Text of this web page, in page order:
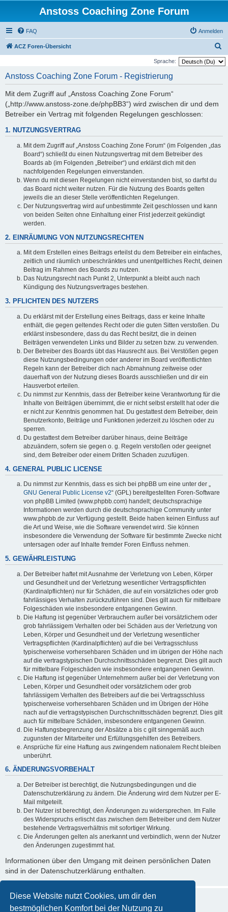
Diese Website nutzt Cookies, um dir den
bestmöglichen Komfort bei der Nutzung zu
Anstoss Coaching Zone Forum
FAQ Anmelden
ACZ Foren-Übersicht
u
Sprache:
Anstoss Coaching Zone Forum - Registrierung
Mit dem Zugriff auf „Anstoss Coaching Zone Forum“
(„http://www.anstoss-zone.de/phpBB3“) wird zwischen dir und dem
Betreiber ein Vertrag mit folgenden Regelungen geschlossen:
1. NUTZUNGSVERTRAG
Mit dem Zugriff auf „Anstoss Coaching Zone Forum“ (im Folgenden „das
Board“) schließt du einen Nutzungsvertrag mit dem Betreiber des
Boards ab (im Folgenden „Betreiber“) und erklärst dich mit den
nachfolgenden Regelungen einverstanden.
Wenn du mit diesen Regelungen nicht einverstanden bist, so darfst du
das Board nicht weiter nutzen. Für die Nutzung des Boards gelten
jeweils die an dieser Stelle veröffentlichten Regelungen.
Der Nutzungsvertrag wird auf unbestimmte Zeit geschlossen und kann
von beiden Seiten ohne Einhaltung einer Frist jederzeit gekündigt
werden.
2. EINRÄUMUNG VON NUTZUNGSRECHTEN
Mit dem Erstellen eines Beitrags erteilst du dem Betreiber ein einfaches,
zeitlich und räumlich unbeschränktes und unentgeltliches Recht, deinen
Beitrag im Rahmen des Boards zu nutzen.
Das Nutzungsrecht nach Punkt 2, Unterpunkt a bleibt auch nach
Kündigung des Nutzungsvertrages bestehen.
3. PFLICHTEN DES NUTZERS
Du erklärst mit der Erstellung eines Beitrags, dass er keine Inhalte
enthält, die gegen geltendes Recht oder die guten Sitten verstoßen. Du
erklärst insbesondere, dass du das Recht besitzt, die in deinen
Beiträgen verwendeten Links und Bilder zu setzen bzw. zu verwenden.
Der Betreiber des Boards übt das Hausrecht aus. Bei Verstößen gegen
diese Nutzungsbedingungen oder anderer im Board veröffentlichten
Regeln kann der Betreiber dich nach Abmahnung zeitweise oder
dauerhaft von der Nutzung dieses Boards ausschließen und dir ein
Hausverbot erteilen.
Du nimmst zur Kenntnis, dass der Betreiber keine Verantwortung für die
Inhalte von Beiträgen übernimmt, die er nicht selbst erstellt hat oder die
er nicht zur Kenntnis genommen hat. Du gestattest dem Betreiber, dein
Benutzerkonto, Beiträge und Funktionen jederzeit zu löschen oder zu
sperren.
Du gestattest dem Betreiber darüber hinaus, deine Beiträge
abzuändern, sofern sie gegen o. g. Regeln verstoßen oder geeignet
sind, dem Betreiber oder einem Dritten Schaden zuzufügen.
4. GENERAL PUBLIC LICENSE
Du nimmst zur Kenntnis, dass es sich bei phpBB um eine unter der „
GNU General Public License v2“ (GPL) bereitgestellten Foren-Software
von phpBB Limited (www.phpbb.com) handelt; deutschsprachige
Informationen werden durch die deutschsprachige Community unter
www.phpbb.de zur Verfügung gestellt. Beide haben keinen Einfluss auf
die Art und Weise, wie die Software verwendet wird. Sie können
insbesondere die Verwendung der Software für bestimmte Zwecke nicht
untersagen oder auf Inhalte fremder Foren Einfluss nehmen.
5. GEWÄHRLEISTUNG
Der Betreiber haftet mit Ausnahme der Verletzung von Leben, Körper
und Gesundheit und der Verletzung wesentlicher Vertragspflichten
(Kardinalpflichten) nur für Schäden, die auf ein vorsätzliches oder grob
fahrlässiges Verhalten zurückzuführen sind. Dies gilt auch für mittelbare
Folgeschäden wie insbesondere entgangenen Gewinn.
Die Haftung ist gegenüber Verbrauchern außer bei vorsätzlichem oder
grob fahrlässigem Verhalten oder bei Schäden aus der Verletzung von
Leben, Körper und Gesundheit und der Verletzung wesentlicher
Vertragspflichten (Kardinalpflichten) auf die bei Vertragsschluss
typischerweise vorhersehbaren Schäden und im übrigen der Höhe nach
auf die vertragstypischen Durchschnittsschäden begrenzt. Dies gilt auch
für mittelbare Folgeschäden wie insbesondere entgangenen Gewinn.
Die Haftung ist gegenüber Unternehmern außer bei der Verletzung von
Leben, Körper und Gesundheit oder vorsätzlichem oder grob
fahrlässigem Verhalten des Betreibers auf die bei Vertragsschluss
typischerweise vorhersehbaren Schäden und im Übrigen der Höhe
nach auf die vertragstypischen Durchschnittsschäden begrenzt. Dies gilt
auch für mittelbare Schäden, insbesondere entgangenen Gewinn.
Die Haftungsbegrenzung der Absätze a bis c gilt sinngemäß auch
zugunsten der Mitarbeiter und Erfüllungsgehilfen des Betreibers.
Ansprüche für eine Haftung aus zwingendem nationalem Recht bleiben
unberührt.
6. ÄNDERUNGSVORBEHALT
Der Betreiber ist berechtigt, die Nutzungsbedingungen und die
Datenschutzerklärung zu ändern. Die Änderung wird dem Nutzer per E-
Mail mitgeteilt.
Der Nutzer ist berechtigt, den Änderungen zu widersprechen. Im Falle
des Widerspruchs erlischt das zwischen dem Betreiber und dem Nutzer
bestehende Vertragsverhältnis mit sofortiger Wirkung.
Die Änderungen gelten als anerkannt und verbindlich, wenn der Nutzer
den Änderungen zugestimmt hat.
Informationen über den Umgang mit deinen persönlichen Daten
sind in der Datenschutzerklärung enthalten.